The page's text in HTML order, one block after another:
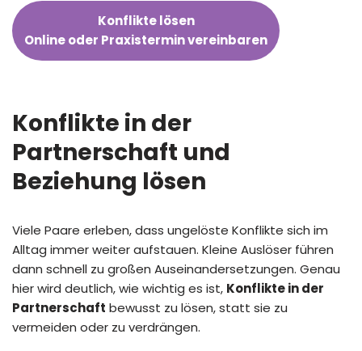
Konflikte lösen
Online oder Praxistermin vereinbaren
Konflikte in der
Partnerschaft und
Beziehung lösen
Viele Paare erleben, dass ungelöste Konflikte sich im
Alltag immer weiter aufstauen. Kleine Auslöser führen
dann schnell zu großen Auseinandersetzungen. Genau
hier wird deutlich, wie wichtig es ist, Konflikte in der
Partnerschaft bewusst zu lösen, statt sie zu
vermeiden oder zu verdrängen.